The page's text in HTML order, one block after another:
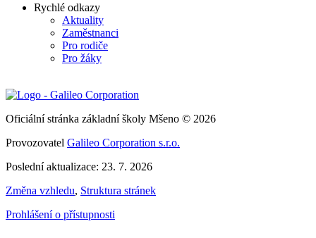
Rychlé odkazy
Aktuality
Zaměstnanci
Pro rodiče
Pro žáky
Oficiální stránka základní školy Mšeno © 2026
Provozovatel Galileo Corporation s.r.o.
Poslední aktualizace: 23. 7. 2026
Změna vzhledu, Struktura stránek
Prohlášení o přístupnosti